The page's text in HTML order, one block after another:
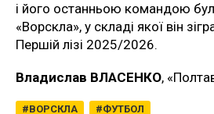
і його останньою командою
«Ворскла», у складі якої він
Першій лізі 2025/2026.
Владислав ВЛАСЕНКО,
ВОРСКЛА ФУТБОЛ